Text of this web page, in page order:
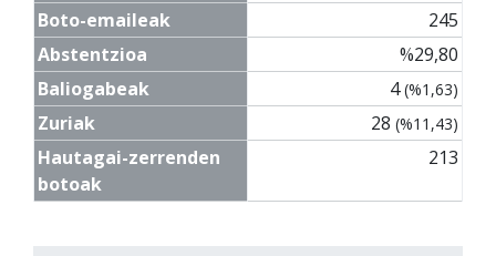
Boto-emaileak
245
Abstentzioa
%29,80
Baliogabeak
4(%1,63)
Zuriak 28 (%11,43)
Hautagai-zerrenden
botoak
213